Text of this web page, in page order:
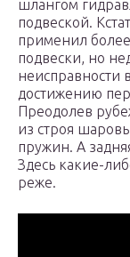
шлангом
подвеской.
применил
подвески, но
неисправности
достижению
Преодолев
из строя
пружин. А
Здесь какие-
реже.